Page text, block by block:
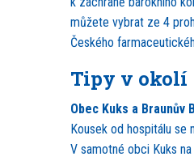
můžete vybrat ze 4
Českého
Tipy v okolí
Obec Kuks a Braunův
Kousek od hospitálu
V samotné obci Kuks